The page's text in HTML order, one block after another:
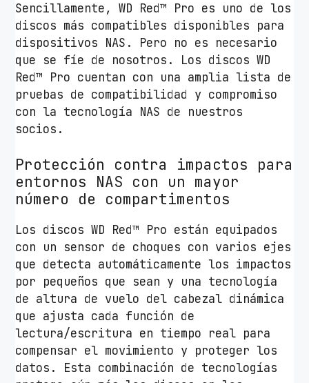
Sencillamente, WD Red™ Pro es uno de los
discos más compatibles disponibles para
dispositivos NAS. Pero no es necesario
que se fíe de nosotros. Los discos WD
Red™ Pro cuentan con una amplia lista de
pruebas de compatibilidad y compromiso
con la tecnología NAS de nuestros
socios.
Protección contra impactos para
entornos NAS con un mayor
número de compartimentos
Los discos WD Red™ Pro están equipados
con un sensor de choques con varios ejes
que detecta automáticamente los impactos
por pequeños que sean y una tecnología
de altura de vuelo del cabezal dinámica
que ajusta cada función de
lectura/escritura en tiempo real para
compensar el movimiento y proteger los
datos. Esta combinación de tecnologías